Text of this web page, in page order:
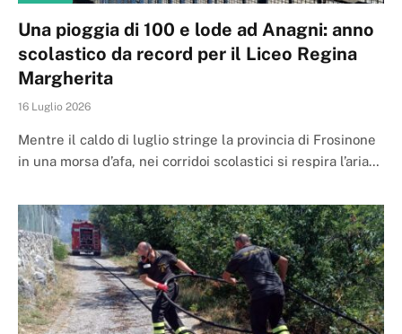
Una pioggia di 100 e lode ad Anagni: anno
scolastico da record per il Liceo Regina
Margherita
16 Luglio 2026
Mentre il caldo di luglio stringe la provincia di Frosinone
in una morsa d’afa, nei corridoi scolastici si respira l’aria…